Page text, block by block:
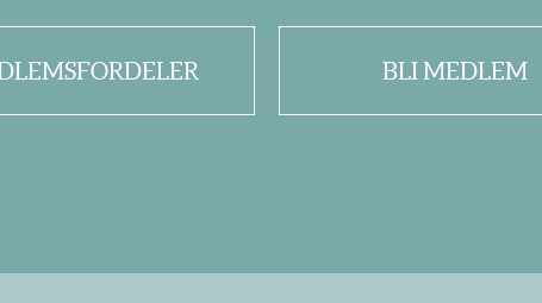
BLI MEDLEM